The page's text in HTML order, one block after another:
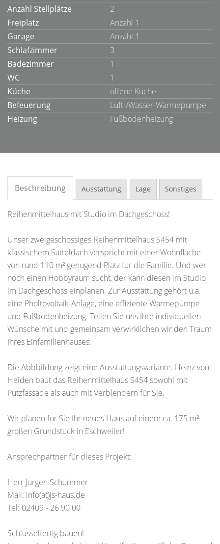
Anzahl Stellplätze
2
Freiplatz
Anzahl 1
Garage
Anzahl 1
Schlafzimmer
3
Badezimmer
1
WC
1
Küche
offene Küche
Befeuerung
Luft-/Wasser-Wärmepumpe
Heizung
Fußbodenheizung
Beschreibung Ausstattung Lage Sonstiges
Reihenmittelhaus mit Studio im Dachgeschoss!
Unser zweigeschossiges Reihenmittelhaus S454 mit
klassischem Satteldach verspricht mit einer Wohnfläche
von rund 110 m² genügend Platz für die Familie. Und wer
noch einen Hobbyraum sucht, der kann diesen im Studio
im Dachgeschoss einplanen. Zur Ausstattung gehört u.a.
eine Pholtovoltaik-Anlage, eine effiziente Wärmepumpe
und Fußbodenheizung. Teilen Sie uns Ihre individuellen
Wünsche mit und gemeinsam verwirklichen wir den Traum
Ihres Einfamilienhauses.
Die Abbbildung zeigt eine Ausstattungsvariante. Heinz von
Heiden baut das Reihenmittelhaus S454 sowohl mit
Putzfassade als auch mit Verblendern für Sie.
Wir planen für Sie Ihr neues Haus auf einem ca. 175 m²
großen Grundstück in Eschweiler!
Ansprechpartner für dieses Projekt:
Herr Jürgen Schümmer
Mail: info(at)js-haus.de
Tel: 02409 - 26 90 00
Schlüsselfertig bauen!